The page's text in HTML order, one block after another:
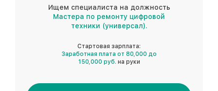
Ищем специалиста на должность
Мастера по ремонту цифровой
техники (универсал).
Стартовая зарплата:
Заработная плата от 80,000 до
150,000 руб. на руки